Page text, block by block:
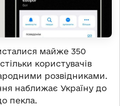
майже 350
користувачів
розвідниками.
наближає Україну до
пекла.